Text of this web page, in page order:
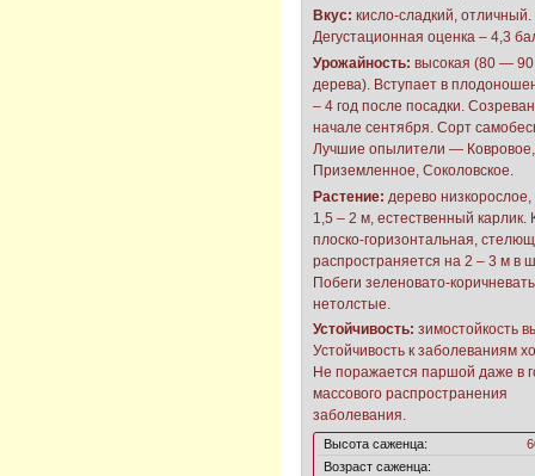
Вкус: кисло-сладкий, отличный.
Дегустационная оценка – 4,3
Урожайность: высокая (80 — 90
дерева). Вступает в
– 4 год после посадки.
начале сентября. Сорт
Лучшие опылители — Ковровое,
Приземленное, Соколовское.
Растение: дерево
1,5 – 2 м, естественный карлик.
плоско-горизонтальная,
распространяется на 2 – 3 м в
Побеги зеленовато-
нетолстые.
Устойчивость: зимостойкость
Устойчивость к заболеваниям
Не поражается паршой даже в
массового распространения
заболевания.
Высота саженца:
Возраст саженца: